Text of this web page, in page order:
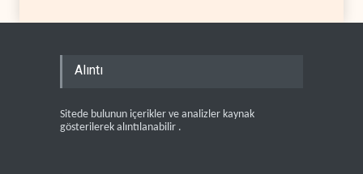
Alıntı
Sitede bulunun içerikler ve analizler kaynak
gösterilerek alıntılanabilir .